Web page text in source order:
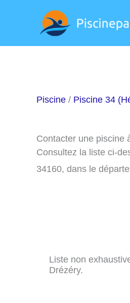
Piscine / Piscine 34
Contacter une piscine
Consultez la liste ci-
34160, dans le
Liste non
Drézéry.